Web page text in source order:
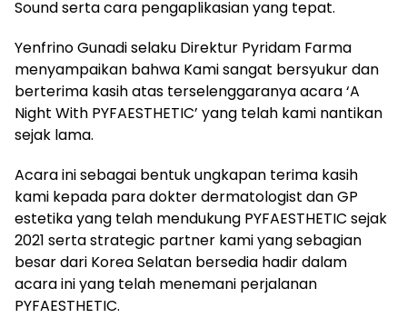
Sound serta cara pengaplikasian yang tepat.
Yenfrino Gunadi selaku Direktur Pyridam Farma
menyampaikan bahwa Kami sangat bersyukur dan
berterima kasih atas terselenggaranya acara ‘A
Night With PYFAESTHETIC’ yang telah kami nantikan
sejak lama.
Acara ini sebagai bentuk ungkapan terima kasih
kami kepada para dokter dermatologist dan GP
estetika yang telah mendukung PYFAESTHETIC sejak
2021 serta strategic partner kami yang sebagian
besar dari Korea Selatan bersedia hadir dalam
acara ini yang telah menemani perjalanan
PYFAESTHETIC.